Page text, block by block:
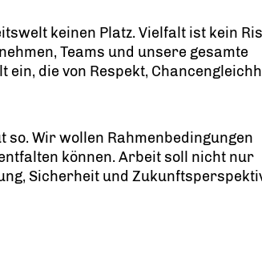
keinen Platz. Vielfalt ist kein
Teams und unsere gesamte
die von Respekt,
Wir wollen Rahmenbedingungen
können. Arbeit soll nicht nur
Sicherheit und